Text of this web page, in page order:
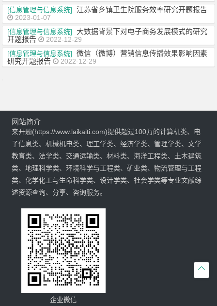
[信息管理与信息系统]
江苏省乡镇卫生院服务效率研究开题报告
2023-01-07
[信息管理与信息系统]
大数据背景下对电子商务发展模式的研究
开题报告
2022-12-29
[信息管理与信息系统]
微信（微博）营销信息传播效果影响因素
研究开题报告
2022-12-29

网站简介
来开题(https://www.laikaiti.com)提供超过100万的计算机类、电
子信息类、机械机电类、理工学类、经济学类、管理学类、文学
教育类、法学类、交通运输类、材料类、海洋工程类、土木建筑
类、地理科学类、环境科学与工程类、矿业类、物流管理与工程
类、化学化工与生命科学类、设计学类、社会学类等专业文献综
述资源查询、分享、咨询服务。
企业微信